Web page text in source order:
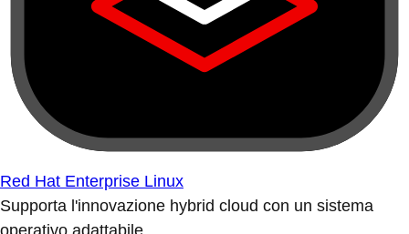
Red Hat Enterprise Linux
Supporta l'innovazione hybrid cloud con un sistema
operativo adattabile.